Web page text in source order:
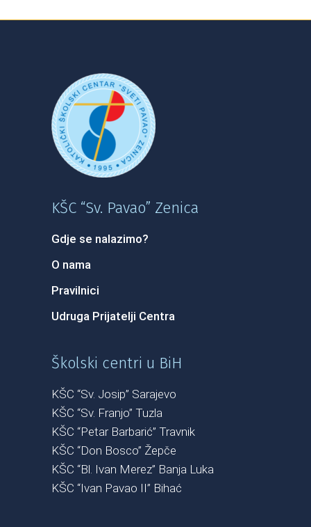
KŠC “Sv. Pavao” Zenica
Gdje se nalazimo?
O nama
Pravilnici
Udruga Prijatelji Centra
Školski centri u BiH
KŠC “Sv. Josip” Sarajevo
KŠC “Sv. Franjo” Tuzla
KŠC “Petar Barbarić” Travnik
KŠC “Don Bosco” Žepče
KŠC “Bl. Ivan Merez” Banja Luka
KŠC “Ivan Pavao II” Bihać